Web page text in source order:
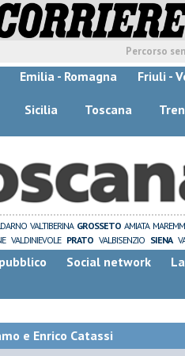
Percorso
Emilia - Romagna Friuli -
Sicilia Toscana
VALTIBERINA GROSSETO AMIATA
VALDINIEVOLE PRATO VALBISENZIO SIENA
Social network
e Enrico Catassi